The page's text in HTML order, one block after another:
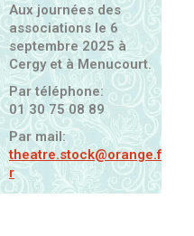
Aux journées des
associations le 6
septembre 2025 à
Cergy et à Menucourt.
Par téléphone:
01 30 75 08 89
Par mail:
theatre.stock@orange.f
r